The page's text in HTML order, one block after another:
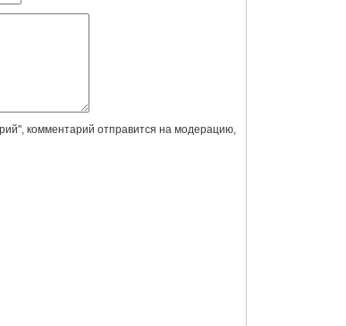
комментарий отправится на модерацию,